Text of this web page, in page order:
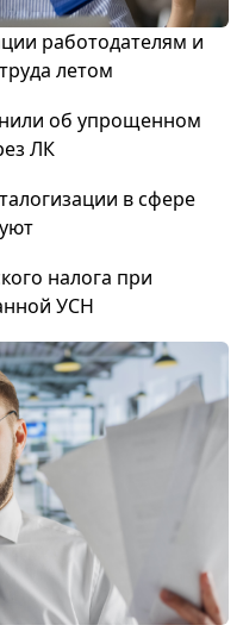
работодателям и
летом
об упрощенном
ЛК
в сфере
налога при
УСН